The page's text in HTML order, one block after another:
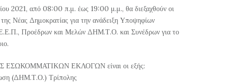
2021, από 08:00 π.μ. έως 19:00 μ.μ., θα διεξαχθούν οι
Νέας Δημοκρατίας για την ανάδειξη Υποψηφίων
Προέδρων και Μελών ΔΗΜ.Τ.Ο. και Συνέδρων για το
ΕΣΩΚΟΜΜΑΤΙΚΩΝ ΕΚΛΟΓΩΝ είναι οι εξής:
(ΔΗΜ.Τ.Ο.) Τρίπολης